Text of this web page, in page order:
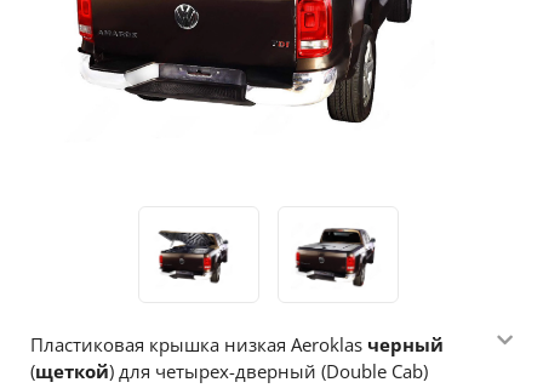
Пластиковая крышка низкая Aeroklas черный
(щеткой) для четырех-дверный (Double Cab)